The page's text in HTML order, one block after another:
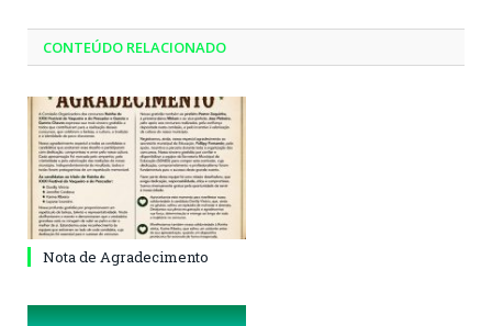
CONTEÚDO RELACIONADO
Nota de Agradecimento